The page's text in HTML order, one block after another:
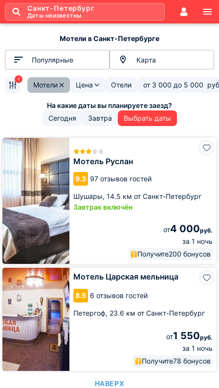
Санкт-Петербург
Даты неизвестны
Мотели в Санкт-Петербурге
Популярные Карта
Мотели Цена Отели от 3 000 до 5 000
1
Сегодня Завтра Выбрать даты
Мотель Руслан
9.3 97 отзывов гостей
Шушары, 14.5 км от Санкт-Петербург
Завтрак включён
от4 000руб.
за 1 ночь
Получите200 бонусов
Мотель
Мотель Царская мельница
8.5 6 отзывов гостей
Петергоф, 23.6 км от Санкт-Петербург
от1 550руб.
за 1 ночь
Получите78 бонусов
Мотель
Царская
мельница
НАВЕРХ